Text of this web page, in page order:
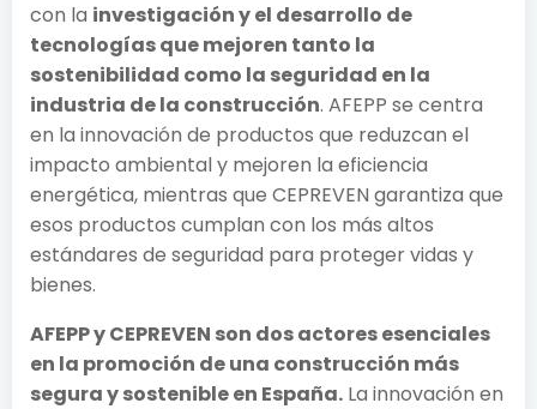
con la investigación y el desarrollo de
tecnologías que mejoren tanto la
sostenibilidad como la seguridad en la
industria de la construcción. AFEPP se centra
en la innovación de productos que reduzcan el
impacto ambiental y mejoren la eficiencia
energética, mientras que CEPREVEN garantiza que
esos productos cumplan con los más altos
estándares de seguridad para proteger vidas y
bienes.
AFEPP y CEPREVEN son dos actores esenciales
en la promoción de una construcción más
segura y sostenible en España. La innovación en